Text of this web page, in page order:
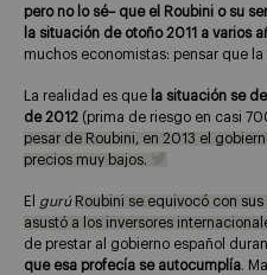
pero no lo sé– que el Roubini o su
la situación de otoño 2011 a varios
muchos economistas: pensar que
La realidad es que la situación se
de 2012 (prima de riesgo en casi
pesar de Roubini, en 2013 el
precios muy bajos.
El gurú Roubini se equivocó con
asustó a los inversores
de prestar al gobierno español
que esa profecía se autocumplía.